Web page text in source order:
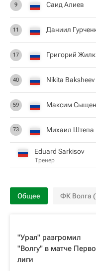
9 Саид Алиев
11 Даниил
17 Григорий
40 Nikita Baksheev
59 Максим
73 Михаил Штепа
Eduard Sarkisov
Тренер
Общее ФК Волга
"Урал" разгромил
"Волгу" в матче
лиги